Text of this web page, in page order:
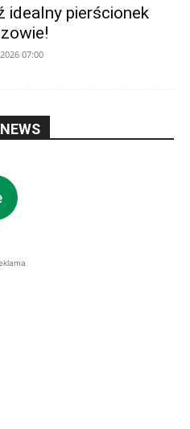
idealny pierścionek
07:00